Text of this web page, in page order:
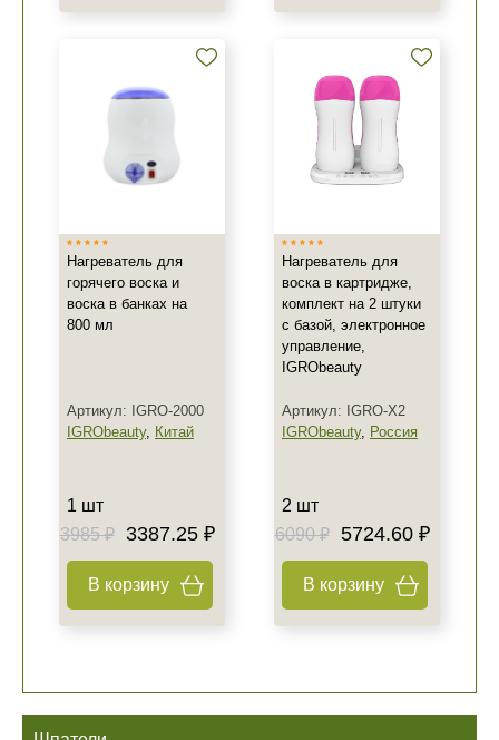
Нагреватель для
горячего воска и
воска в банках на
800 мл
Артикул: IGRO-2000
IGRObeauty, Китай
1 шт
3985 ₽
3387.25 ₽
В корзину
Нагреватель для
воска в картридже,
комплект на 2 штуки
c базой, электронное
управление,
IGRObeauty
Артикул: IGRO-X2
IGRObeauty, Россия
2 шт
6090 ₽
5724.60 ₽
В корзину